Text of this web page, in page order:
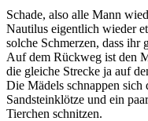
Schade, also alle Mann
Nautilus eigentlich wieder
solche Schmerzen, dass ihr
Auf dem Rückweg ist den
die gleiche Strecke ja auf
Die Mädels schnappen sich
Sandsteinklötze und ein
Tierchen schnitzen.